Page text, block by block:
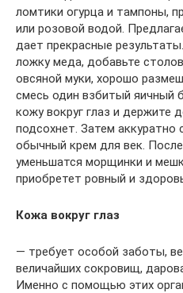
ломтики огурца и тампоны,
или розовой водой.
дает прекрасные
ложку меда, добавьте
овсяной муки, хорошо
смесь один взбитый яичный
кожу вокруг глаз и держите
подсохнет. Затем аккуратно
обычный крем для век.
уменьшатся морщинки и
приобретет ровный и
Кожа вокруг глаз
— требует особой заботы,
величайших сокровищ,
Именно с помощью этих